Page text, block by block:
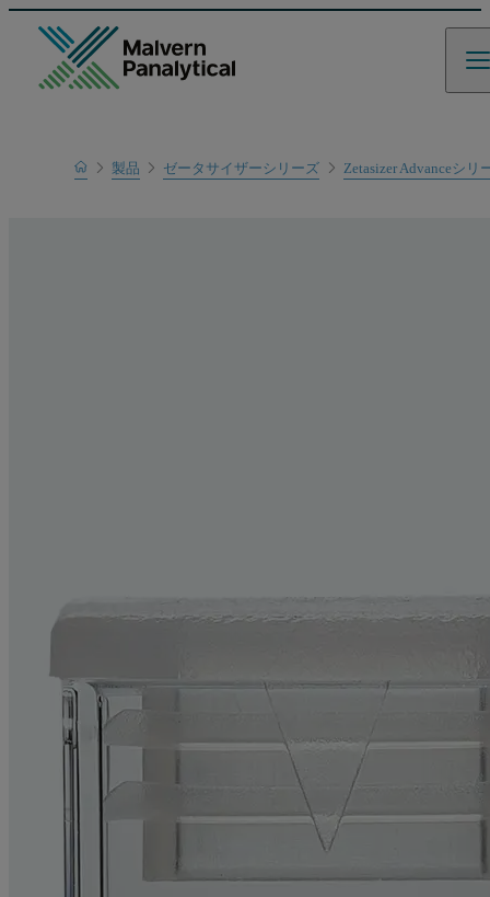
Home製品
製品一覧
ゼータサイザーシリーズ Zetasizer Advanceシリ